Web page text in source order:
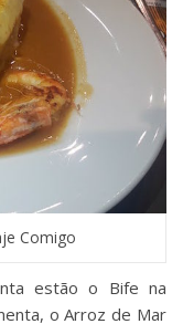
Comigo
estão o Bife na
o Arroz de Mar